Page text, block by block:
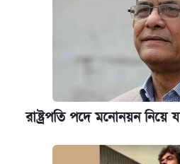
রাষ্ট্রপতি পদে মনোনয়ন নিয়ে